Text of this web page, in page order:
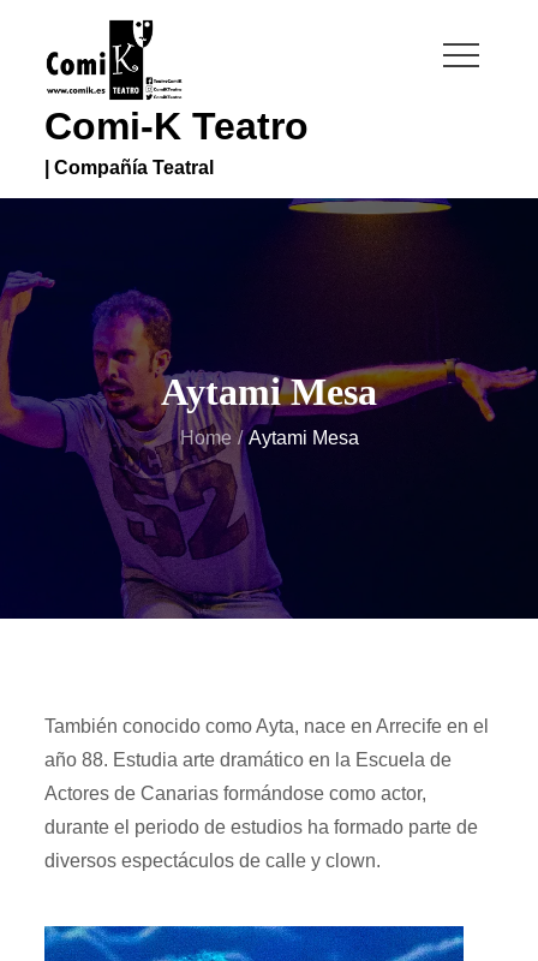
content
Comi-K Teatro
| Compañía Teatral
Aytami Mesa
Home Aytami Mesa
También conocido como Ayta, nace en Arrecife en el
año 88. Estudia arte dramático en la Escuela de
Actores de Canarias formándose como actor,
durante el periodo de estudios ha formado parte de
diversos espectáculos de calle y clown.